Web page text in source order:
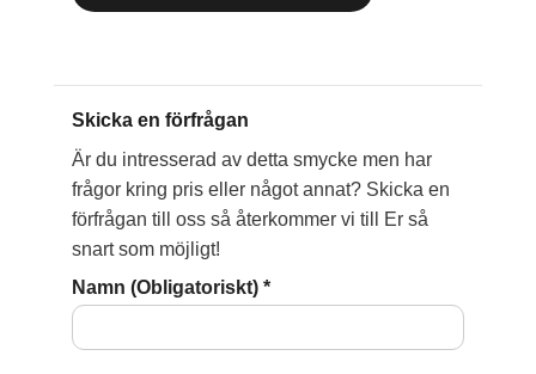
Skicka en förfrågan
Är du intresserad av detta smycke men har
frågor kring pris eller något annat? Skicka en
förfrågan till oss så återkommer vi till Er så
snart som möjligt!
Namn (Obligatoriskt) *